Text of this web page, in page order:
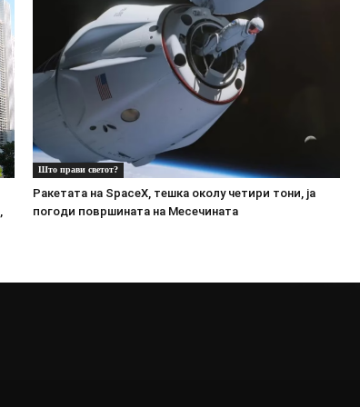
Што прави светот?
Ракетата на SpaceX, тешка околу четири тони, ја
погоди површината на Месечината